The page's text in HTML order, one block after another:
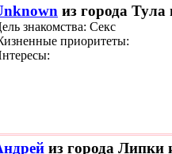
из города
знакомства: Секс
приоритеты:
из города Липки